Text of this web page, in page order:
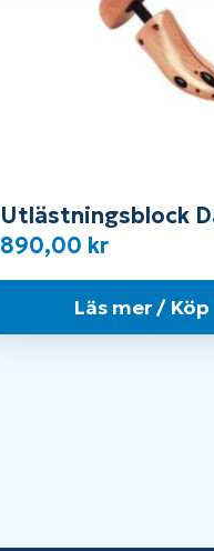
Utlästningsblock
890,00 kr
Läs mer / Köp